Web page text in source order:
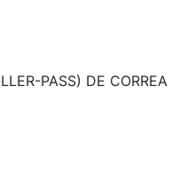
PASS) DE CORREA